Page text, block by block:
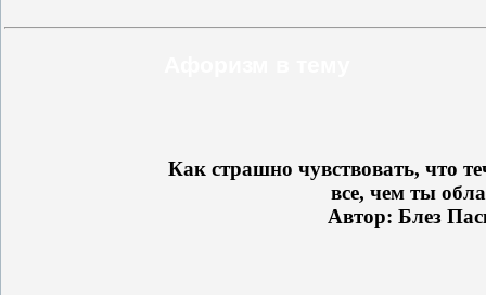
Как страшно чувствовать, что
все, чем ты
Автор: Блез